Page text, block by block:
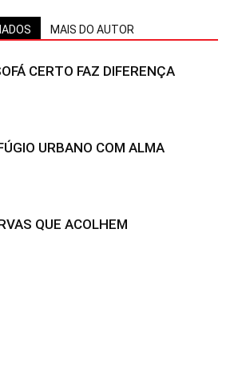
MAIS DO AUTOR
CERTO FAZ DIFERENÇA
URBANO COM ALMA
QUE ACOLHEM